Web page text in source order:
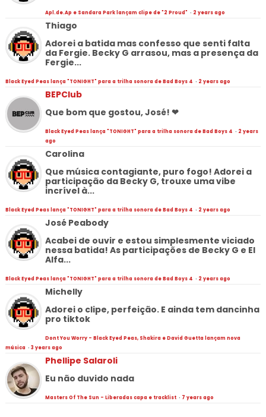
Apl.de.Ap e Sandara Park lançam clipe de "2 Proud" · 2 years ago
Thiago
Adorei a batida mas confesso que senti falta
da Fergie. Becky G arrasou, mas a presença da
Fergie...
Black Eyed Peas lança "TONIGHT" para a trilha sonora de Bad Boys 4 · 2 years ago
BEPClub
Que bom que gostou, José! ❤
Black Eyed Peas lança "TONIGHT" para a trilha sonora de Bad Boys 4 · 2 years
ago
Carolina
Que música contagiante, puro fogo! Adorei a
participação da Becky G, trouxe uma vibe
incrível à...
Black Eyed Peas lança "TONIGHT" para a trilha sonora de Bad Boys 4 · 2 years ago
José Peabody
Acabei de ouvir e estou simplesmente viciado
nessa batida! As participações de Becky G e El
Alfa...
Black Eyed Peas lança "TONIGHT" para a trilha sonora de Bad Boys 4 · 2 years ago
Michelly
Adorei o clipe, perfeição. E ainda tem dancinha
pro tiktok
Dont You Worry - Black Eyed Peas, Shakira e David Guetta lançam nova
música · 3 years ago
Phellipe Salaroli
Eu não duvido nada
Masters Of The Sun - Liberadas capa e tracklist · 7 years ago